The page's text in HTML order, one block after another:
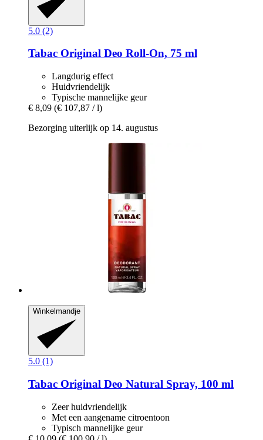
5.0 (2)
Tabac Original Deo Roll-​On, 75 ml
Langdurig effect
Huidvriendelijk
Typische mannelijke geur
€ 8,09 (€ 107,87 / l)
Bezorging uiterlijk op 14. augustus
Winkelmandje
5.0 (1)
Tabac Original Deo Natural Spray, 100 ml
Zeer huidvriendelijk
Met een aangename citroentoon
Typisch mannelijke geur